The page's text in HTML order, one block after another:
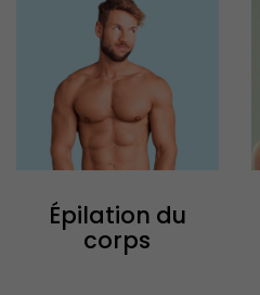
Épilation du
corps